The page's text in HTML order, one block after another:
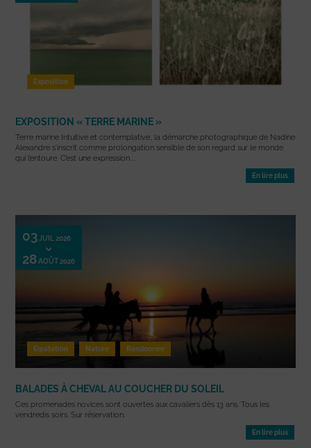
Exposition
EXPOSITION « TERRE MARINE »
Terre marine Intuitive et contemplative, la démarche photographique de Nadine
Alexandre s’inscrit comme prolongation sensible de son regard sur le monde
qui l’entoure. C’est une expression ...
En lire plus
03 JUIL 2026
28 AOÛT 2026
Equitation Nature Randonnée
BALADES À CHEVAL AU COUCHER DU SOLEIL
Ces promenades novices sont ouvertes aux cavaliers dès 13 ans. Tous les
vendredis soirs. Sur réservation.
En lire plus